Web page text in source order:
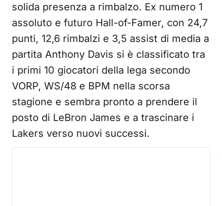
solida presenza a rimbalzo. Ex numero 1
assoluto e futuro Hall-of-Famer, con 24,7
punti, 12,6 rimbalzi e 3,5 assist di media a
partita Anthony Davis si è classificato tra
i primi 10 giocatori della lega secondo
VORP, WS/48 e BPM nella scorsa
stagione e sembra pronto a prendere il
posto di LeBron James e a trascinare i
Lakers verso nuovi successi.